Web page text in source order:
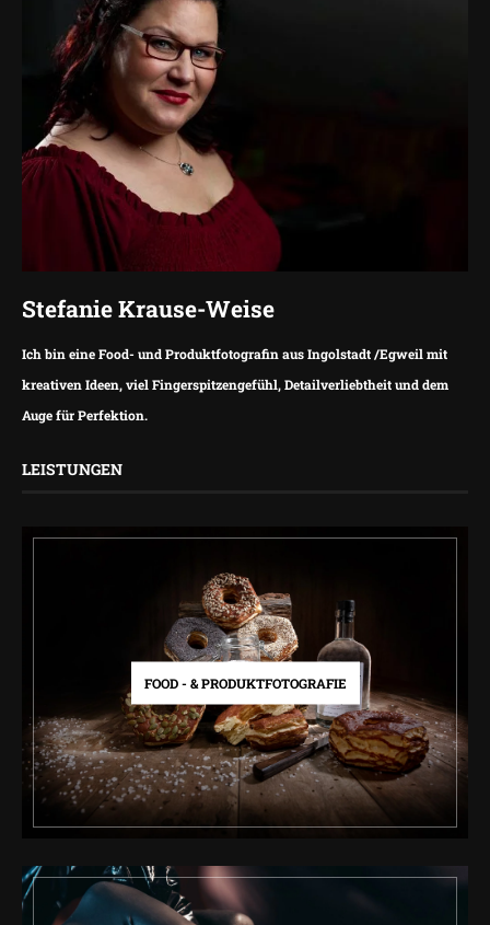
Stefanie Krause-Weise
Ich bin eine Food- und Produktfotografin aus Ingolstadt /Egweil mit
kreativen Ideen, viel Fingerspitzengefühl, Detailverliebtheit und dem
Auge für Perfektion.
LEISTUNGEN
FOOD - & PRODUKTFOTOGRAFIE